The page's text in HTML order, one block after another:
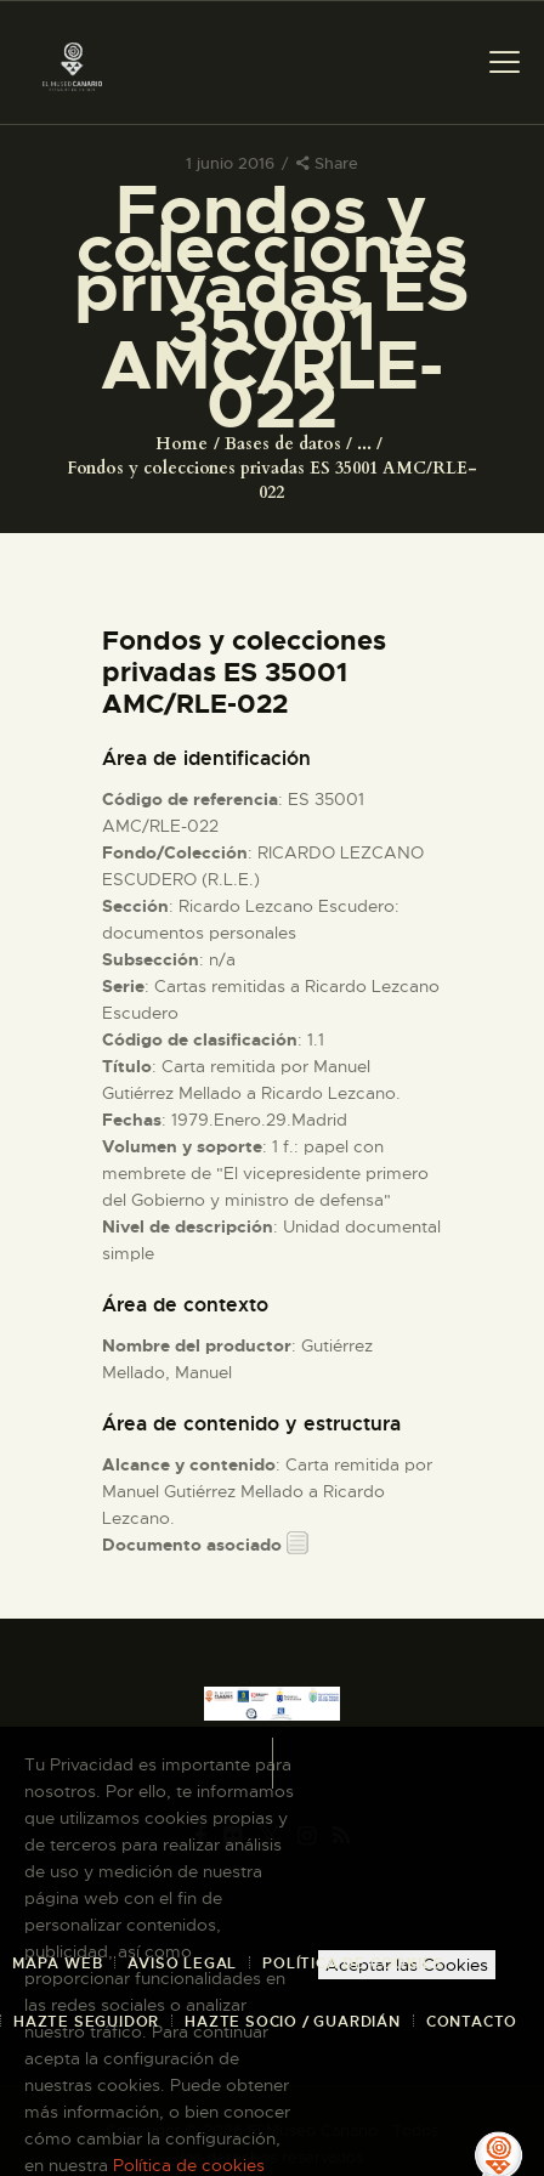
1 junio 2016 Share
Fondos y
colecciones
privadas ES
35001
AMC/RLE-
022
Home Bases de datos
...
Fondos y colecciones privadas ES 35001 AMC/RLE-
022
PREPARAR LA VISITA
ACTIVIDADES
█
EL MUSEO
COLECCIONES
ESPAÑOL
PREPARAR LA VISITA
█
EL MUSEO
COLECCIONES
DIDÁCTICA
ESPAÑOL
Fondos y colecciones
privadas ES 35001
AMC/RLE-022
Área de identificación
Código de referencia: ES 35001
AMC/RLE-022
Fondo/Colección: RICARDO LEZCANO
ESCUDERO (R.L.E.)
Sección: Ricardo Lezcano Escudero:
documentos personales
Subsección: n/a
Serie: Cartas remitidas a Ricardo Lezcano
Escudero
Código de clasificación: 1.1
Título: Carta remitida por Manuel
Gutiérrez Mellado a Ricardo Lezcano.
Fechas: 1979.Enero.29.Madrid
Volumen y soporte: 1 f.: papel con
membrete de "El vicepresidente primero
del Gobierno y ministro de defensa"
Nivel de descripción: Unidad documental
simple
Área de contexto
Nombre del productor: Gutiérrez
Mellado, Manuel
Área de contenido y estructura
Alcance y contenido: Carta remitida por
Manuel Gutiérrez Mellado a Ricardo
Lezcano.
Documento asociado
MAPA WEB AVISO LEGAL POLÍTICA DE COOKIES
HAZTE SEGUIDOR HAZTE SOCIO / GUARDIÁN CONTACTO
Copyright © 2026 El Museo Canario · Todos
los derechos reservados
Tu Privacidad es importante para
nosotros. Por ello, te informamos
que utilizamos cookies propias y
de terceros para realizar análisis
de uso y medición de nuestra
página web con el fin de
personalizar contenidos,
publicidad, así como
proporcionar funcionalidades en
las redes sociales o analizar
nuestro tráfico. Para continuar
acepta la configuración de
nuestras cookies. Puede obtener
más información, o bien conocer
cómo cambiar la configuración,
en nuestra Política de cookies
Aceptar las Cookies